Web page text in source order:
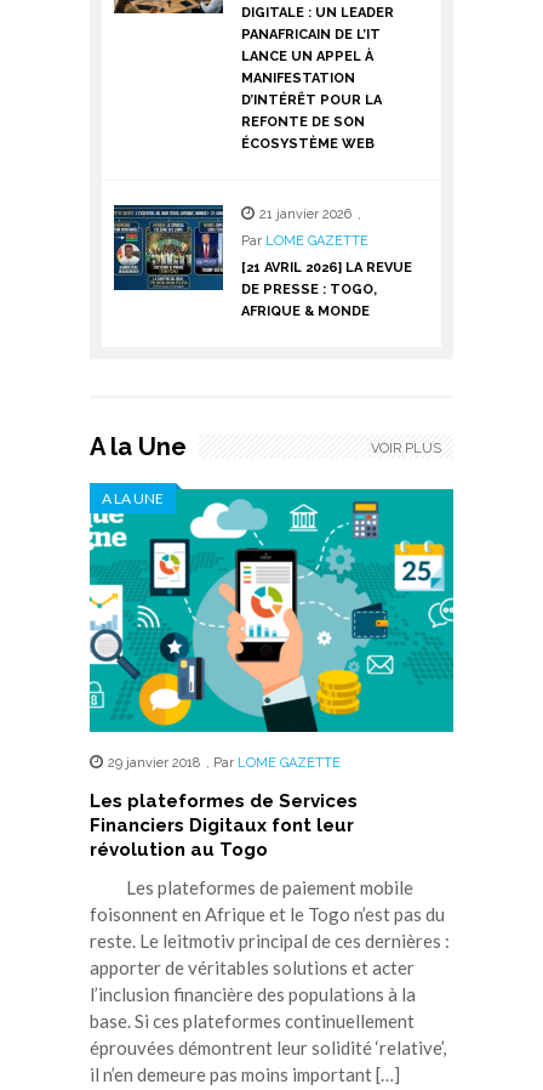
DIGITALE : UN LEADER
PANAFRICAIN DE L’IT
LANCE UN APPEL À
MANIFESTATION
D’INTÉRÊT POUR LA
REFONTE DE SON
ÉCOSYSTÈME WEB
21 janvier 2026 ,
Par LOME GAZETTE
[21 AVRIL 2026] LA REVUE
DE PRESSE : TOGO,
AFRIQUE & MONDE
A la Une
A LA UNE
29 janvier 2018 , Par LOME GAZETTE
Les plateformes de Services
Financiers Digitaux font leur
révolution au Togo
Les plateformes de paiement mobile
foisonnent en Afrique et le Togo n’est pas du
reste. Le leitmotiv principal de ces dernières :
apporter de véritables solutions et acter
l’inclusion financière des populations à la
base. Si ces plateformes continuellement
éprouvées démontrent leur solidité ‘relative’,
il n’en demeure pas moins important […]
VOIR PLUS